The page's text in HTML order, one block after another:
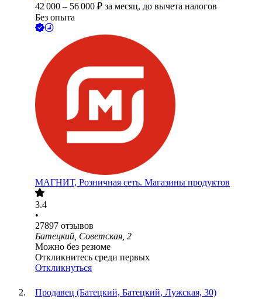
42 000 – 56 000 ₽ за месяц, до вычета налогов
Без опыта
МАГНИТ, Розничная сеть. Магазины продуктов
3.4
•
27897 отзывов
Батецкий, Советская, 2
Можно без резюме
Откликнитесь среди первых
Откликнуться
Продавец (Батецкий, Батецкий, Лужская, 30)